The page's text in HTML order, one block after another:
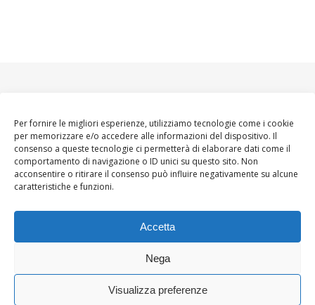
Per fornire le migliori esperienze, utilizziamo tecnologie come i cookie
per memorizzare e/o accedere alle informazioni del dispositivo. Il
consenso a queste tecnologie ci permetterà di elaborare dati come il
comportamento di navigazione o ID unici su questo sito. Non
acconsentire o ritirare il consenso può influire negativamente su alcune
caratteristiche e funzioni.
Accetta
Nega
Visualizza preferenze
HOME About Blogger WoMoms